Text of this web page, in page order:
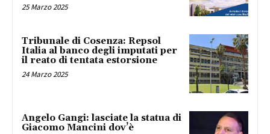
25 Marzo 2025
Tribunale di Cosenza: Repsol
Italia al banco degli imputati per
il reato di tentata estorsione
24 Marzo 2025
Angelo Gangi: lasciate la statua di
Giacomo Mancini dov’è